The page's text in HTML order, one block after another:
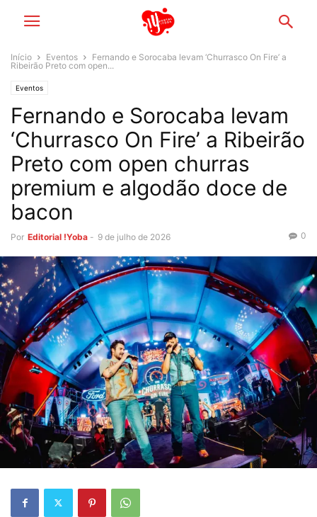
Início Eventos
Fernando e Sorocaba levam ‘Churrasco On Fire’ a
Ribeirão Preto com open...
Eventos
Fernando e Sorocaba levam
‘Churrasco On Fire’ a Ribeirão
Preto com open churras
premium e algodão doce de
bacon
Por Editorial !Yoba - 9 de julho de 2026 0